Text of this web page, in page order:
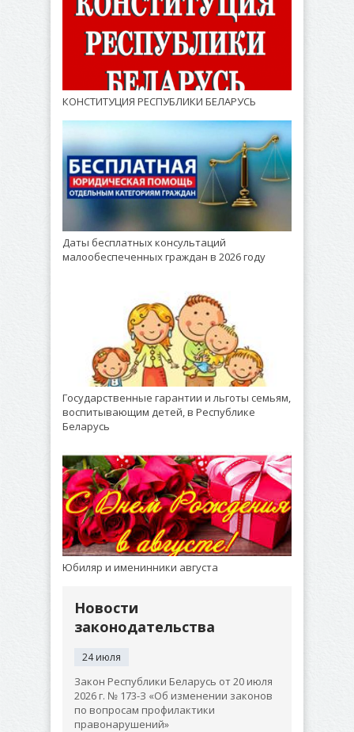
КОНСТИТУЦИЯ РЕСПУБЛИКИ БЕЛАРУСЬ
Даты бесплатных консультаций
малообеспеченных граждан в 2026 году
Государственные гарантии и льготы семьям,
воспитывающим детей, в Республике
Беларусь
Юбиляр и именинники августа
Новости
законодательства
24 июля
Закон Республики Беларусь от 20 июля
2026 г. № 173-З «Об изменении законов
по вопросам профилактики
правонарушений»